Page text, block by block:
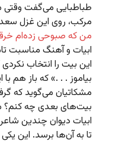
طباطبایی می‌گفت وقتی
مرکب، روی این غزل
من که صبوحی زده‌ام
ابیات و آهنگ مناسبت
این بیت را انتخاب
بیاموز . . .» که باز هم
مشکاتیان می‌گوید که
بیت‌های بعدی چه کنم؟
ابیات دیوان چندین
تا به آن‌ها برسد. این